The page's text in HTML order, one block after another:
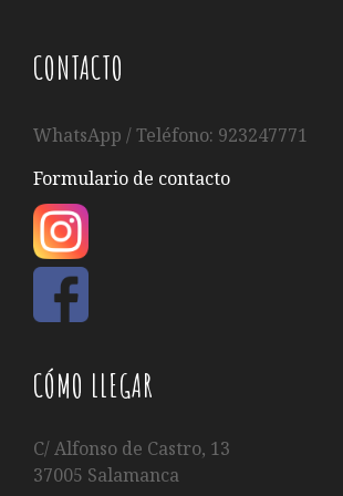
CONTACTO
WhatsApp / Teléfono: 923247771
Formulario de contacto
CÓMO LLEGAR
C/ Alfonso de Castro, 13
37005 Salamanca